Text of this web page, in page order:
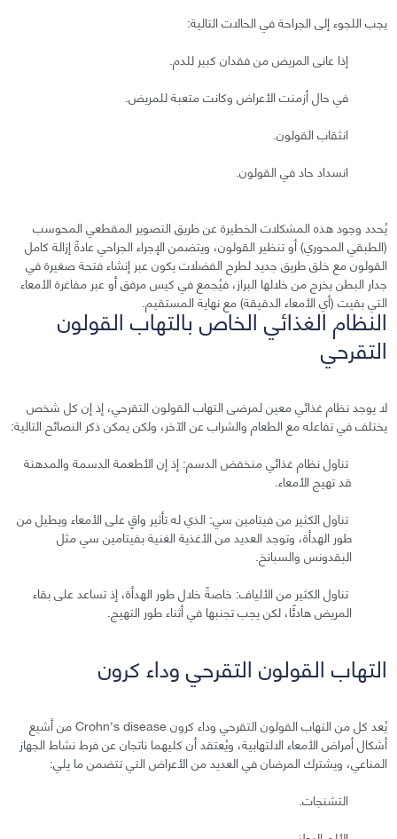
يجب اللجوء إلى الجراحة في الحالات التالية:
إذا عانى المريض من فقدان كبير للدم.
في حال أزمنت الأعراض وكانت متعبة للمريض.
انثقاب القولون.
انسداد حاد في القولون.
يُحدد وجود هذه المشكلات الخطيرة عن طريق التصوير المقطعي المحوسب
(الطبقي المحوري) أو تنظير القولون، ويتضمن الإجراء الجراحي عادةً إزالة كامل
القولون مع خلق طريق جديد لطرح الفضلات يكون عبر إنشاء فتحة صغيرة في
جدار البطن يخرج من خلالها البراز، فيُجمع في كيس مرفق أو عبر مفاغرة الأمعاء
التي بقيت (أي الأمعاء الدقيقة) مع نهاية المستقيم.
النظام الغذائي الخاص بالتهاب القولون
التقرحي
لا يوجد نظام غذائي معين لمرضى التهاب القولون التقرحي، إذ إن كل شخص
يختلف في تفاعله مع الطعام والشراب عن الآخر، ولكن يمكن ذكر النصائح التالية:
تناول نظام غذائي منخفض الدسم: إذ إن الأطعمة الدسمة والمدهنة
قد تهيج الأمعاء.
تناول الكثير من فيتامين سي: الذي له تأثير واقٍ على الأمعاء ويطيل من
طور الهدأة، وتوجد العديد من الأغذية الغنية بفيتامين سي مثل
البقدونس والسبانخ.
تناول الكثير من الألياف: خاصةً خلال طور الهدأة، إذ تساعد على بقاء
المريض هادئًا، لكن يجب تجنبها في أثناء طور التهيج.
التهاب القولون التقرحي وداء كرون
يُعد كل من التهاب القولون التقرحي وداء كرون Crohn's disease من أشيع
أشكال أمراض الأمعاء الالتهابية، ويُعتقد أن كليهما ناتجان عن فرط نشاط الجهاز
المناعي، ويشترك المرضان في العديد من الأعراض التي تتضمن ما يلي:
التشنجات.